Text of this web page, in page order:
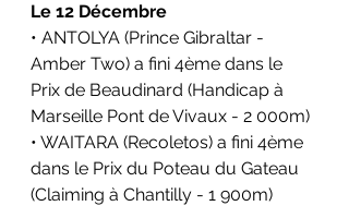
Le 12 Décembre
• ANTOLYA (Prince Gibraltar -
Amber Two) a fini 4ème dans le
Prix de Beaudinard (Handicap à
Marseille Pont de Vivaux - 2 000m)
• WAITARA (Recoletos) a fini 4ème
dans le Prix du Poteau du Gateau
(Claiming à Chantilly - 1 900m)